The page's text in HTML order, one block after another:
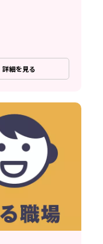
詳細を見る